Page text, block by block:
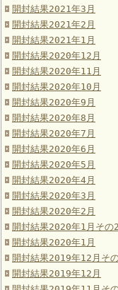
開封結果2021年3月
開封結果2021年2月
開封結果2021年1月
開封結果2020年12月
開封結果2020年11月
開封結果2020年10月
開封結果2020年9月
開封結果2020年8月
開封結果2020年7月
開封結果2020年6月
開封結果2020年5月
開封結果2020年4月
開封結果2020年3月
開封結果2020年2月
開封結果2020年1月その2
開封結果2020年1月
開封結果2019年12月そ
開封結果2019年12月